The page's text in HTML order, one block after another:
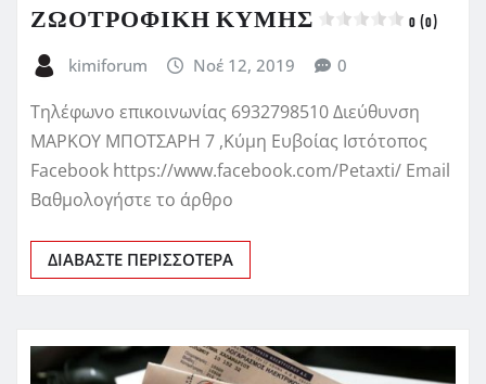
ΖΩΟΤΡΟΦΙΚΗ ΚΥΜΗΣ 0 (0)
kimiforum Νοέ 12, 2019 0
Τηλέφωνο επικοινωνίας 6932798510 Διεύθυνση
ΜΑΡΚΟΥ ΜΠΟΤΣΑΡΗ 7 ,Κύμη Ευβοίας Ιστότοπος
Facebook https://www.facebook.com/Petaxti/ Email
Βαθμολογήστε το άρθρο
ΔΙΑΒΆΣΤΕ ΠΕΡΙΣΣΌΤΕΡΑ